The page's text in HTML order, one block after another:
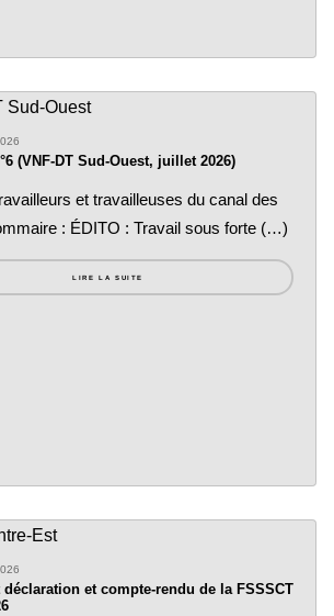
(VNF-DT Sud-Ouest, juillet 2026)
et travailleuses du canal des
: ÉDITO : Travail sous forte (…)
LIRE LA SUITE
déclaration et compte-rendu de la FSSSCT